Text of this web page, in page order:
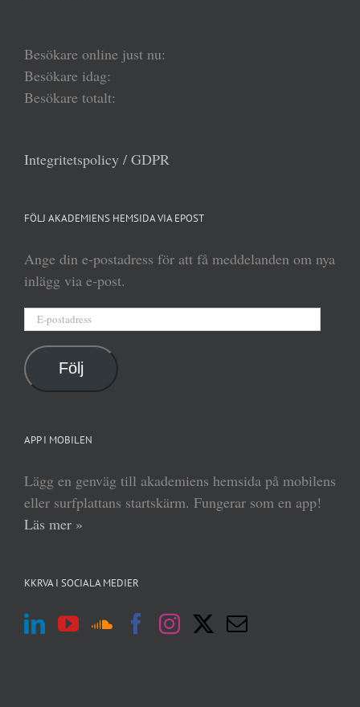
Besökare online just nu:
Besökare idag:
Besökare totalt:
Integritetspolicy / GDPR
FÖLJ AKADEMIENS HEMSIDA VIA EPOST
Ange din e-postadress för att få meddelanden om nya
inlägg via e-post.
postadress
Följ
APP I MOBILEN
Lägg en genväg till akademiens hemsida på mobilens
eller surfplattans startskärm. Fungerar som en app!
Läs mer »
KKRVA I SOCIALA MEDIER